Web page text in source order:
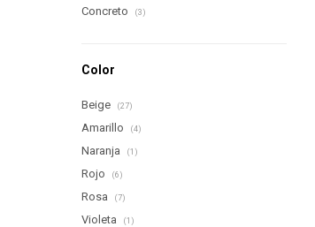
Concreto (3)
Color
Beige (27)
Amarillo (4)
Naranja (1)
Rojo (6)
Rosa (7)
Violeta (1)